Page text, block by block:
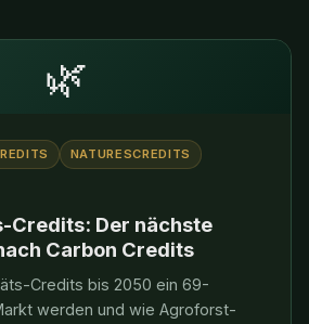
🌿
NATURESCREDITS
Credits: Der nächste
Carbon Credits
Credits bis 2050 ein 69-
werden und wie Agroforst-